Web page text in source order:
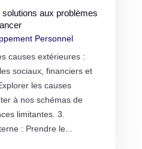
aux problèmes
Personnel
causes extérieures :
sociaux, financiers et
les causes
à nos schémas de
limitantes. 3.
: Prendre le...